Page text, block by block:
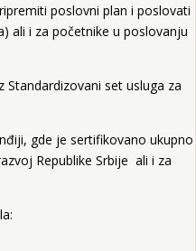
poslovni plan i poslovati
ali i za početnike u poslovanju
set usluga za
gde je sertifikovano ukupno
Republike Srbije ali i za